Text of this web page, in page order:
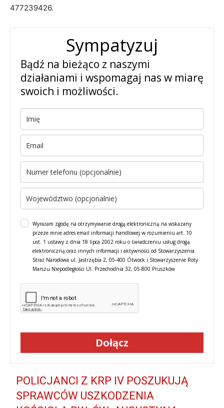
477239426.
Sympatyzuj
Bądź na bieżąco z naszymi
działaniami i wspomagaj nas w miarę
swoich i możliwości.
Wyrażam zgodę na otrzymywanie drogą elektroniczną na wskazany
przeze mnie adres email informacji handlowej w rozumieniu art. 10
ust. 1 ustawy z dnia 18 lipca 2002 roku o świadczeniu usług drogą
elektroniczną oraz innych informacji i aktywności od Stowarzyszenia
Straż Narodowa ul. Jastrzębia 2, 05-400 Otwock i Stowarzyszenie Roty
Marszu Niepodległości Ul. Przechodnia 32, 05-800 Pruszków
Dołącz
POLICJANCI Z KRP IV POSZUKUJĄ
SPRAWCÓW USZKODZENIA